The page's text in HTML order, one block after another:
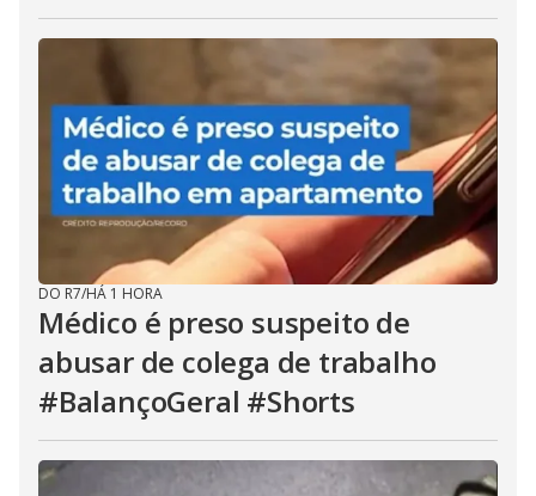
DO R7/HÁ 1 HORA
Médico é preso suspeito de
abusar de colega de trabalho
#BalançoGeral #Shorts